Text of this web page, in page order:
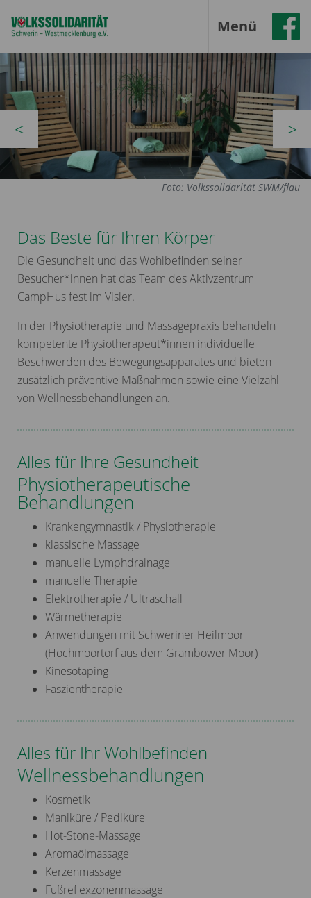
Menü
zurück
Das Beste für Ihren Körper
Die Gesundheit und das Wohlbefinden seiner
Besucher*innen hat das Team des Aktivzentrum
CampHus fest im Visier.
In der Physiotherapie und Massagepraxis behandeln
kompetente Physiotherapeut*innen individuelle
Beschwerden des Bewegungsapparates und bieten
zusätzlich präventive Maßnahmen sowie eine Vielzahl
von Wellnessbehandlungen an.
Alles für Ihre Gesundheit
Physiotherapeutische
Behandlungen
Krankengymnastik / Physiotherapie
klassische Massage
manuelle Lymphdrainage
manuelle Therapie
Elektrotherapie / Ultraschall
Wärmetherapie
Anwendungen mit Schweriner Heilmoor
(Hochmoortorf aus dem Grambower Moor)
Kinesotaping
Faszientherapie
Alles für Ihr Wohlbefinden
Wellnessbehandlungen
Kosmetik
Maniküre / Pediküre
Hot-Stone-Massage
Aromaölmassage
Kerzenmassage
Fußreflexzonenmassage